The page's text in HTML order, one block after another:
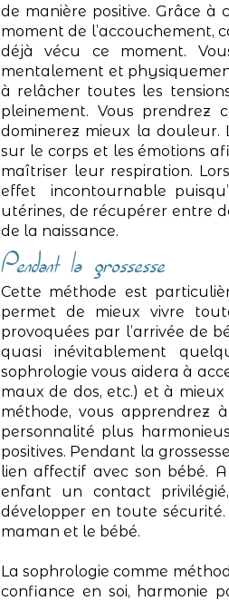
de manière positive. Grâce
moment de l’accouchement,
déjà vécu ce moment.
mentalement et
à relâcher toutes les
pleinement. Vous prendrez
dominerez mieux la douleur.
sur le corps et les émotions
maîtriser leur respiration.
effet incontournable
utérines, de récupérer entre
de la naissance.
Pendant la grossesse
Cette méthode est
permet de mieux vivre
provoquées par l’arrivée de
quasi inévitablement
sophrologie vous aidera à
maux de dos, etc.) et à
méthode, vous apprendrez
personnalité plus
positives. Pendant la
lien affectif avec son bébé.
enfant un contact
développer en toute
maman et le bébé.
La sophrologie comme
confiance en soi, harmonie